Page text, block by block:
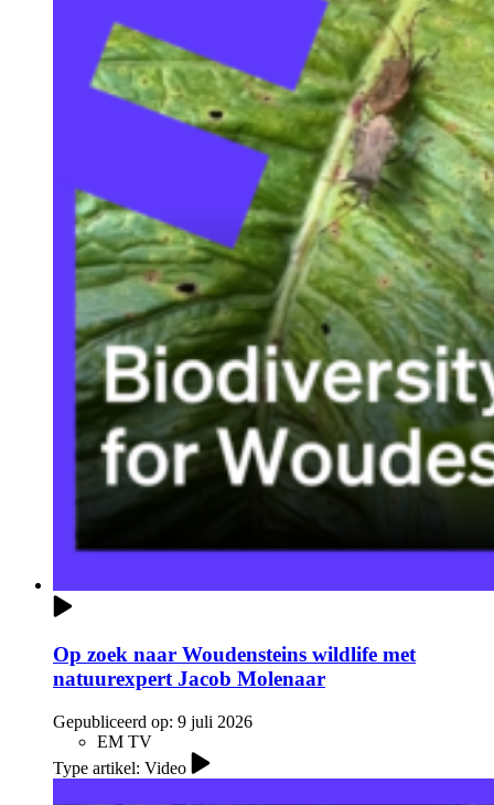
Op zoek naar Woudensteins wildlife met
natuurexpert Jacob Molenaar
Gepubliceerd op: 9 juli 2026
EM TV
Type artikel: Video